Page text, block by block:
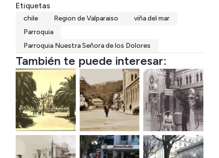
Etiquetas
chile Region de Valparaiso
viña del mar
Parroquia
Parroquia Nuestra Señora de los Dolores
También te puede interesar: